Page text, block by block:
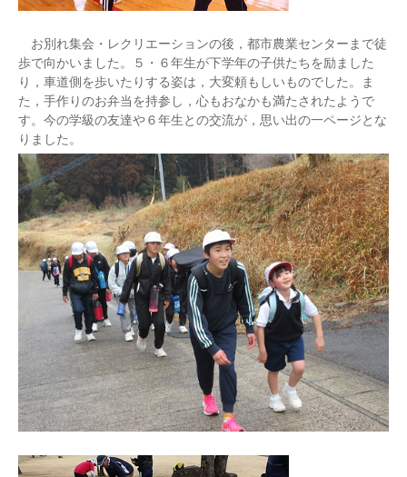
お別れ集会・レクリエーションの後，都市農業センターまで徒
歩で向かいました。５・６年生が下学年の子供たちを励ました
り，車道側を歩いたりする姿は，大変頼もしいものでした。ま
た，手作りのお弁当を持参し，心もおなかも満たされたようで
す。今の学級の友達や６年生との交流が，思い出の一ページとな
りました。